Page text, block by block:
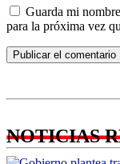
Guarda mi
para la próxima vez
NOTICIAS